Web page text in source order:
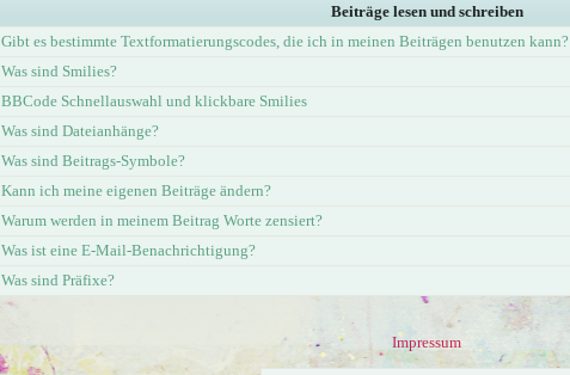
Beiträge lesen und schreiben
Gibt es bestimmte Textformatierungscodes, die ich in meinen Beiträgen benutzen kann?
Was sind Smilies?
BBCode Schnellauswahl und klickbare Smilies
Was sind Dateianhänge?
Was sind Beitrags-Symbole?
Kann ich meine eigenen Beiträge ändern?
Warum werden in meinem Beitrag Worte zensiert?
Was ist eine E-Mail-Benachrichtigung?
Was sind Präfixe?
Impressum